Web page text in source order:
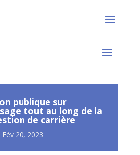
publique sur
tout au long de la
de carrière
Fév 20, 2023